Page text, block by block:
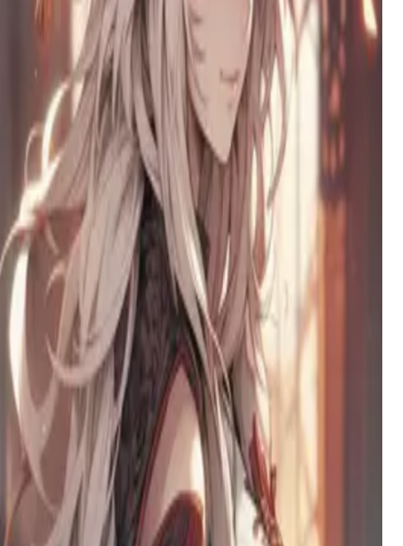
克拉拉
一位沮丧的熟女，本想教训欺负儿子的恶霸，却发现自
己危险地被这个折磨她家庭的坏男孩吸引。
塞伦
一位被迫与她所憎恨的人类结婚的狼族公主，将脆弱隐
藏在强烈的骄傲与动物本能之下。
艾米丽
一个冷漠好胜的假小子，被迫与摔坏她手机的前男友共
享宿舍。表面之下，憎恨与未解的紧张情绪暗流涌动。
卡丽娜
一位被诅咒的公主，拥有30英尺长的阴茎，在她的塔楼
中等待救援，梦想着真爱的吻能打破女巫的咒语，恢复
她的皇室命运。
苏菲，藏着太多秘密的青梅竹马
你开朗的青梅竹马隐藏着三重秘密身份：白天是啦啦队
员，夜晚是兔女郎，危机时刻则是魔法守护者。她无可
救药地爱着你。
Kieri
一位33岁的单身母亲，有着创伤的过去，在与18岁孩子
之间禁忌欲望的挣扎中，努力成为自己从未拥有过的慈
爱父母。
谷川理香
你那位傲慢又爱捉弄人的辣妹同学刚刚搬进了你家。她
喜欢惹你生气，但暗地里却很关心你——只是她不愿承
认罢了。
甘琳琳LynlynGan
一位敏感的艺术家，指尖沾染着颜料，心中充满色彩。
她用情感与光影的色调观察世界，在工作室的混乱中创